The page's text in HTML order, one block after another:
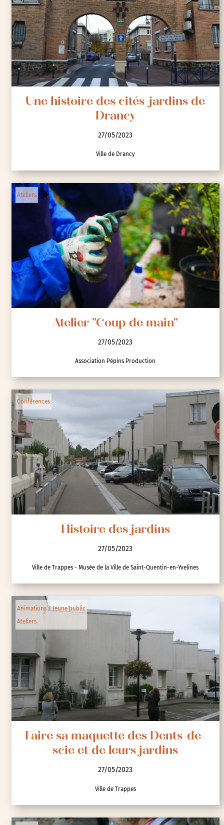
Une histoire des cités-jardins de
Drancy
27/05/2023
Ville de Drancy
Ateliers
Atelier "Coup de main"
27/05/2023
Association Pépins Production
Conférences
Histoire des jardins
27/05/2023
Ville de Trappes - Musée de la Ville de Saint-Quentin-en-Yvelines
Animations / Jeune public
Ateliers
Faire sa maquette des Dents-de-
scie et de leurs jardins
27/05/2023
Ville de Trappes